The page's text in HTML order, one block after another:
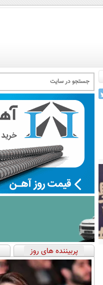
پربیننده های روز